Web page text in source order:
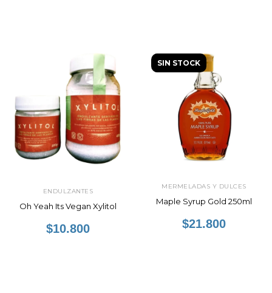
ENDULZANTES
Oh Yeah Its Vegan Xylitol
$10.800
SIN STOCK
MERMELADAS Y DULCES
Maple Syrup Gold 250ml
$21.800